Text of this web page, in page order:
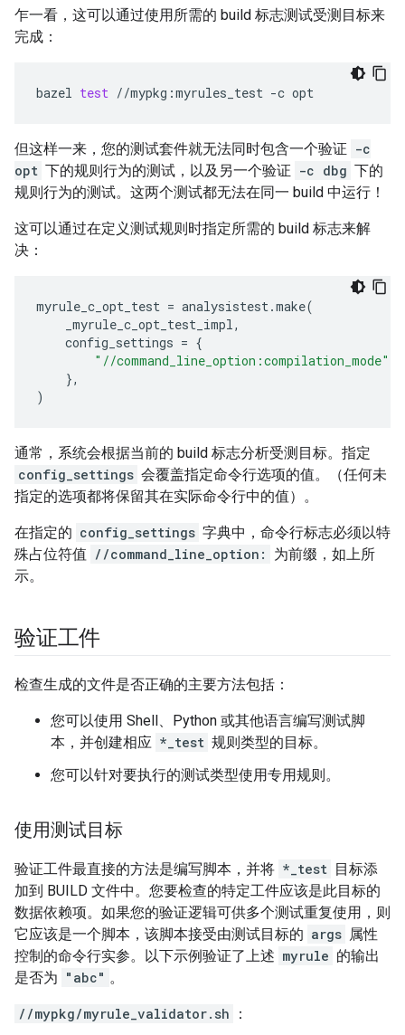
乍一看，这可以通过使用所需的 build 标志测试受测目标来
完成：
bazel test //mypkg:myrules_test -c
但这样一来，您的测试套件就无法同时包含一个验证 -c
opt 下的规则行为的测试，以及另一个验证 -c dbg 下的
规则行为的测试。这两个测试都无法在同一 build 中运行！
这可以通过在定义测试规则时指定所需的 build 标志来解
决：
myrule_c_opt_test = analysistest.make(
_myrule_c_opt_test_impl,
config_settings = {
"//command_line_option:compilation_mode"
},
)
通常，系统会根据当前的 build 标志分析受测目标。指定
config_settings 会覆盖指定命令行选项的值。（任何未
指定的选项都将保留其在实际命令行中的值）。
在指定的 config_settings 字典中，命令行标志必须以特
殊占位符值 //command_line_option:
为前缀，如上所
示。
验证工件
检查生成的文件是否正确的主要方法包括：
您可以使用 Shell、Python 或其他语言编写测试脚
本，并创建相应 *_test 规则类型的目标。
您可以针对要执行的测试类型使用专用规则。
使用测试目标
验证工件最直接的方法是编写脚本，并将 *_test 目标添
加到 BUILD 文件中。您要检查的特定工件应该是此目标的
数据依赖项。如果您的验证逻辑可供多个测试重复使用，则
它应该是一个脚本，该脚本接受由测试目标的 args 属性
控制的命令行实参。以下示例验证了上述 myrule 的输出
是否为 "abc" 。
//mypkg/myrule_validator.sh ：